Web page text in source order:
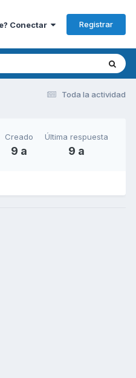
Conectar Registrar
Toda la actividad
Creado
9 a
Última respuesta
9 a